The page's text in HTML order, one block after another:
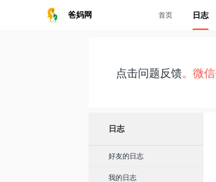
爸妈网 首页 日志
点击问题反馈。微
日志
好友的日志
我的日志